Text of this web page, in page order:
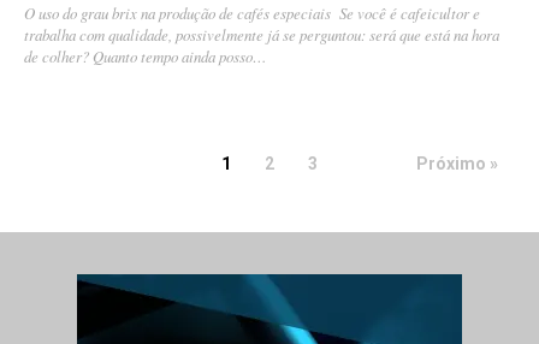
O uso do grau brix na produção de cafés especiais Se você é cafeicultor e
trabalha com qualidade, possivelmente já se perguntou: será que está na hora
de colher? Quanto tempo ainda posso…
1 2 3 Próximo »